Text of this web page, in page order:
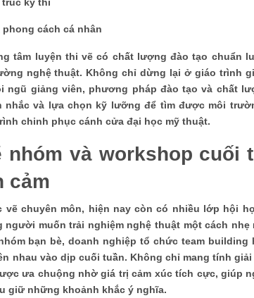
cách cá nhân
tâm luyện thi vẽ có chất lượng đào tạo chuẩn
nghệ thuật. Không chỉ dừng lại ở giáo trình
ngũ giảng viên, phương pháp đào tạo và chất
nhắc và lựa chọn kỹ lưỡng để tìm được môi
chinh phục cánh cửa đại học mỹ thuật.
nhóm và workshop cuối
cảm
vẽ chuyên môn, hiện nay còn có nhiều lớp hội
người muốn trải nghiệm nghệ thuật một cách
bạn bè, doanh nghiệp tổ chức team building
nhau vào dịp cuối tuần. Không chỉ mang tính
ưa chuộng nhờ giá trị cảm xúc tích cực, giúp
giữ những khoảnh khắc ý nghĩa.